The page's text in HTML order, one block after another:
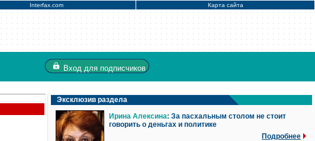
Interfax.com Карта сайта
Вход для подписчиков
Эксклюзив раздела
Ирина Алексина: За пасхальным столом не стоит
говорить о деньгах и политике
Подробнее